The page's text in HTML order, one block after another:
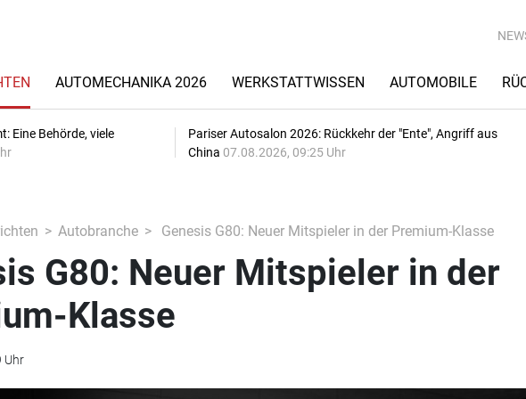
AUTOMECHANIKA 2026 WERKSTATTWISSEN AUTOMOBILE
Eine Behörde, viele
Pariser Autosalon 2026: Rückkehr der "Ente", Angriff aus
China 07.08.2026, 09:25 Uhr
Autobranche Genesis G80: Neuer Mitspieler in der Premium-Klasse
G80: Neuer Mitspieler in der
Klasse
Uhr